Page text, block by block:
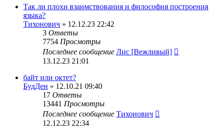
Так ли плохи взаимствования и философия построения
языка?
Тихонович » 12.12.23 22:42
3 Ответы
7754 Просмотры
Последнее сообщение Лис [Вежливый]
13.12.23 21:01
байт или октет?
БудДен » 12.10.21 09:40
17 Ответы
13441 Просмотры
Последнее сообщение Тихонович
12.12.23 22:34